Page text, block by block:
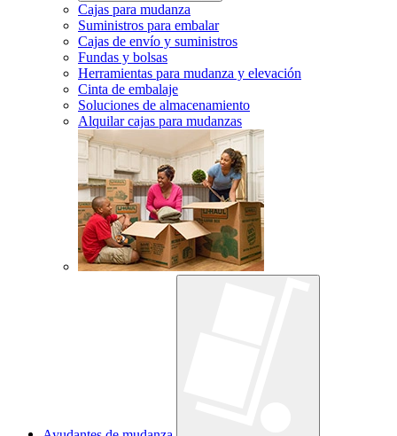
Cajas para mudanza
Suministros para embalar
Cajas de envío y suministros
Fundas y bolsas
Herramientas para mudanza y elevación
Cinta de embalaje
Soluciones de almacenamiento
Alquilar cajas para mudanzas